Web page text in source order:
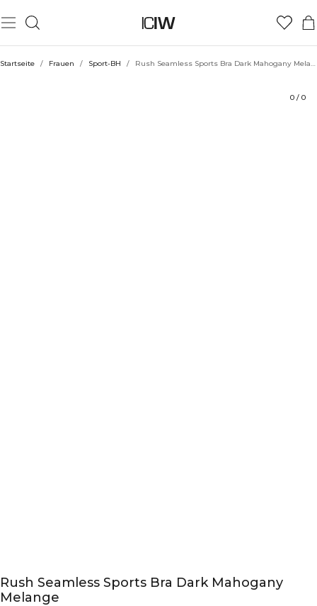
Startseite / Frauen / Sport-BH / Rush Seamless Sports Bra Dark Mahogany Melange
0 / 0
Rush Seamless Sports Bra Dark Mahogany
Melange